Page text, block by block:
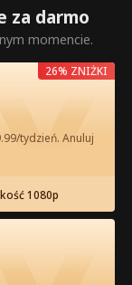
za darmo
momencie.
tydzień. Anuluj
1080p
26% ZNIŻKI